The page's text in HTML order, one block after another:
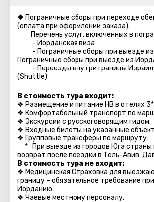
❖ Пограничные сборы при переходе
(оплата при оформлении заказа).
Перечень услуг, включенных в
- Иорданская виза
- Пограничные сборы при выезде из
Пограничные сборы при выезде из
- Переезды внутри границы
(Shuttle)
В стоимость тура входит:
❖ Размещение и питание HB в отелях 3*.
❖ Комфортабельный транспорт по
❖ Экскурсии с русскоговорящим гидом.
❖ Входные билеты на указанные
❖ Групповые трансферы по маршруту:
* При выезде из городов Юга страны
возврат после поездки в Тель-Авив
В стоимость тура не входит:
❖ Медицинская Страховка для
границу – обязательное требование
Иорданию.
❖ Чаевые местному персоналу.